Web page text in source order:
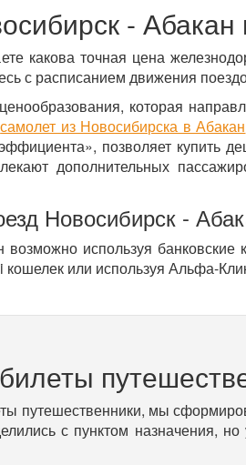
- Абакан
какова точная цена
с расписанием движения
которая
самолет из Новосибирска в Абакан
позволяет купить
дополнительных
Новосибирск -
возможно используя
кошелек или используя Альфа-
путешественники, мы
с пунктом назначения,